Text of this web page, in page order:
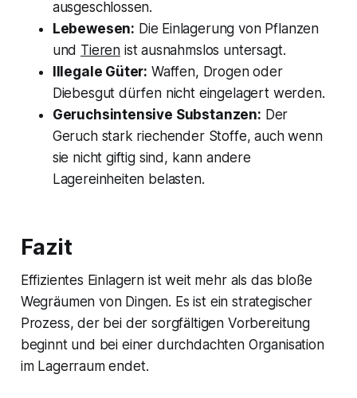
ausgeschlossen.
Lebewesen: Die Einlagerung von Pflanzen
und Tieren ist ausnahmslos untersagt.
Illegale Güter: Waffen, Drogen oder
Diebesgut dürfen nicht eingelagert werden.
Geruchsintensive Substanzen: Der
Geruch stark riechender Stoffe, auch wenn
sie nicht giftig sind, kann andere
Lagereinheiten belasten.
Fazit
Effizientes Einlagern ist weit mehr als das bloße
Wegräumen von Dingen. Es ist ein strategischer
Prozess, der bei der sorgfältigen Vorbereitung
beginnt und bei einer durchdachten Organisation
im Lagerraum endet.